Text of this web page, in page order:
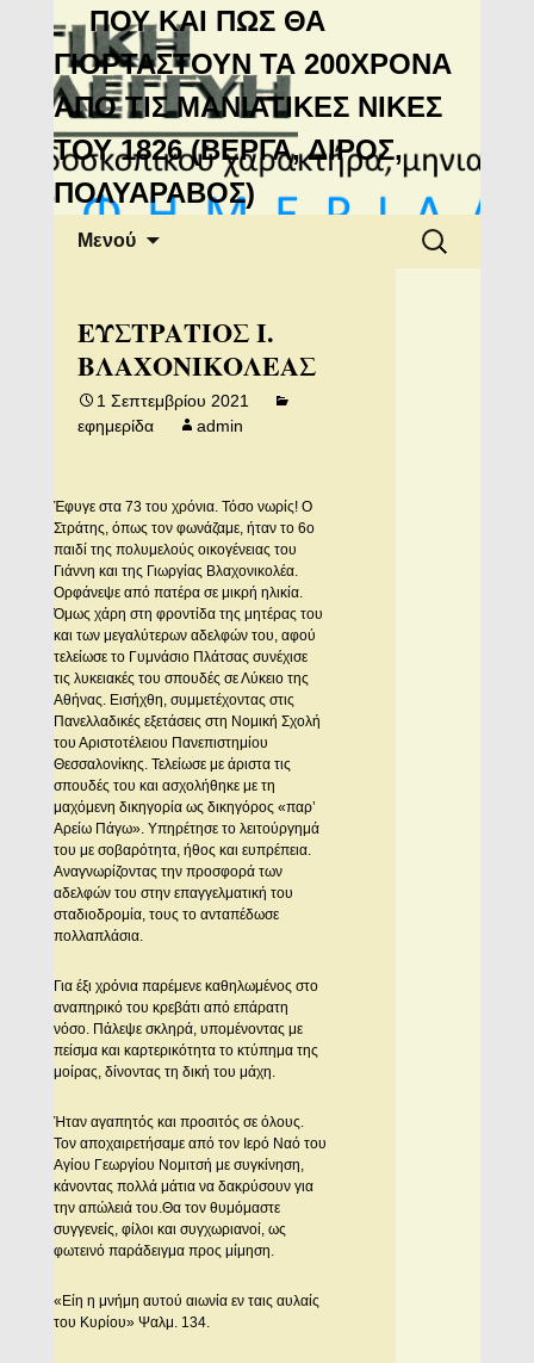
Μανιάτικη
Αλληλεγγύη
ΠΟΥ ΚΑΙ ΠΩΣ ΘΑ
ΓΙΟΡΤΑΣΤΟΥΝ ΤΑ 200ΧΡΟΝΑ
ΑΠΟ ΤΙΣ ΜΑΝΙΑΤΙΚΕΣ ΝΙΚΕΣ
ΤΟΥ 1826 (ΒΕΡΓΑ, ΔΙΡΟΣ,
ΠΟΛΥΑΡΑΒΟΣ)
Μενού
Αναζήτηση
για:
ΕΥΣΤΡΑΤΙΟΣ Ι.
ΒΛΑΧΟΝΙΚΟΛΕΑΣ
1 Σεπτεμβρίου 2021
εφημερίδα
admin
Έφυγε στα 73 του χρόνια. Τόσο νωρίς! Ο
Στράτης, όπως τον φωνάζαμε, ήταν το 6ο
παιδί της πολυμελούς οικογένειας του
Γιάννη και της Γιωργίας Βλαχονικολέα.
Ορφάνεψε από πατέρα σε μικρή ηλικία.
Όμως χάρη στη φροντίδα της μητέρας του
και των μεγαλύτερων αδελφών του, αφού
τελείωσε το Γυμνάσιο Πλάτσας συνέχισε
τις λυκειακές του σπουδές σε Λύκειο της
Αθήνας. Εισήχθη, συμμετέχοντας στις
Πανελλαδικές εξετάσεις στη Νομική Σχολή
του Αριστοτέλειου Πανεπιστημίου
Θεσσαλονίκης. Τελείωσε με άριστα τις
σπουδές του και ασχολήθηκε με τη
μαχόμενη δικηγορία ως δικηγόρος «παρ’
Αρείω Πάγω». Υπηρέτησε το λειτούργημά
του με σοβαρότητα, ήθος και ευπρέπεια.
Αναγνωρίζοντας την προσφορά των
αδελφών του στην επαγγελματική του
σταδιοδρομία, τους το ανταπέδωσε
πολλαπλάσια.
Για έξι χρόνια παρέμενε καθηλωμένος στο
αναπηρικό του κρεβάτι από επάρατη
νόσο. Πάλεψε σκληρά, υπομένοντας με
πείσμα και καρτερικότητα το κτύπημα της
μοίρας, δίνοντας τη δική του μάχη.
Ήταν αγαπητός και προσιτός σε όλους.
Τον αποχαιρετήσαμε από τον Ιερό Ναό του
Αγίου Γεωργίου Νομιτσή με συγκίνηση,
κάνοντας πολλά μάτια να δακρύσουν για
την απώλειά του.Θα τον θυμόμαστε
συγγενείς, φίλοι και συγχωριανοί, ως
φωτεινό παράδειγμα προς μίμηση.
«Είη η μνήμη αυτού αιωνία εν ταις αυλαίς
του Κυρίου» Ψαλμ. 134.